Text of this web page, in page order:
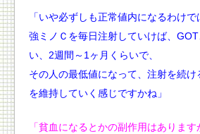
「いや必ずしも正常値内になるわけで
強ミノＣを毎日注射していけば、
い、2週間～1ヶ月くらいで、
その人の最低値になって、注射を続
を維持していく感じですかね」
「貧血になるとかの副作用はあります